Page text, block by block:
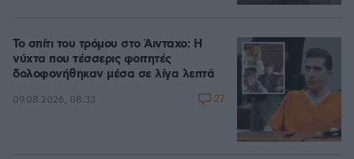
Το σπίτι του τρόμου στο Άινταχο: Η
νύχτα που τέσσερις φοιτητές
δολοφονήθηκαν μέσα σε λίγα λεπτά
09.08.2026, 08:33 27